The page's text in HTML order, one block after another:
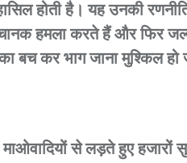
होती है। यह उनकी
हमला करते हैं और फिर
बच कर भाग जाना मुश्किल
से लड़ते हुए